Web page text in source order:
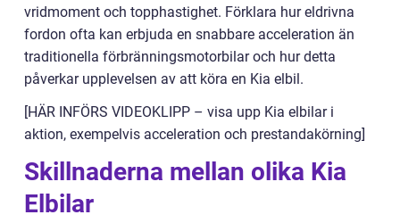
vridmoment och topphastighet. Förklara hur eldrivna
fordon ofta kan erbjuda en snabbare acceleration än
traditionella förbränningsmotorbilar och hur detta
påverkar upplevelsen av att köra en Kia elbil.
[HÄR INFÖRS VIDEOKLIPP – visa upp Kia elbilar i
aktion, exempelvis acceleration och prestandakörning]
Skillnaderna mellan olika Kia
Elbilar